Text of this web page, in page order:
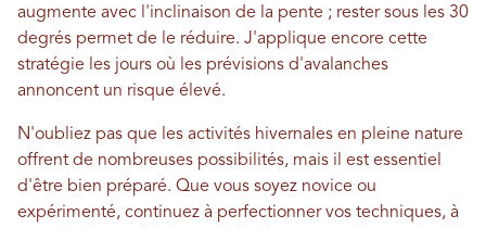
augmente avec l'inclinaison de la pente ; rester sous les 30
degrés permet de le réduire. J'applique encore cette
stratégie les jours où les prévisions d'avalanches
annoncent un risque élevé.
N'oubliez pas que les activités hivernales en pleine nature
offrent de nombreuses possibilités, mais il est essentiel
d'être bien préparé. Que vous soyez novice ou
expérimenté, continuez à perfectionner vos techniques, à